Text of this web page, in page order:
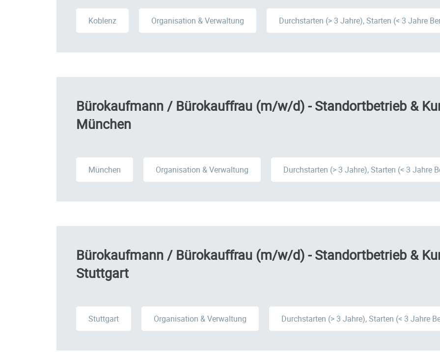
Koblenz Organisation & Verwaltung Durchstarten (> 3 Jahre), Starten (< 3 Jahre
Bürokaufmann / Bürokauffrau (m/w/d) - Standortbetrieb &
München
München Organisation & Verwaltung Durchstarten (> 3 Jahre), Starten (< 3 Jahre
Bürokaufmann / Bürokauffrau (m/w/d) - Standortbetrieb &
Stuttgart
Stuttgart Organisation & Verwaltung Durchstarten (> 3 Jahre), Starten (< 3 Jahre